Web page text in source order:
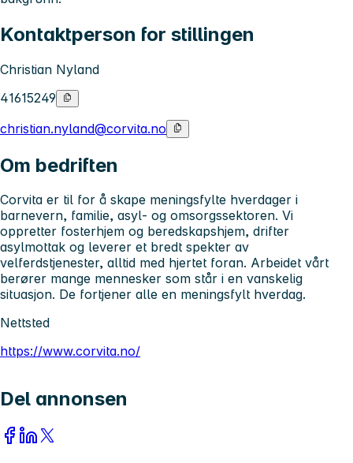
Kontaktperson for stillingen
Christian Nyland
41615249
christian.nyland@corvita.no
Om bedriften
Corvita er til for å skape meningsfylte hverdager i
barnevern, familie, asyl- og omsorgssektoren. Vi
oppretter fosterhjem og beredskapshjem, drifter
asylmottak og leverer et bredt spekter av
velferdstjenester, alltid med hjertet foran. Arbeidet vårt
berører mange mennesker som står i en vanskelig
situasjon. De fortjener alle en meningsfylt hverdag.
Nettsted
https://www.corvita.no/
Del annonsen